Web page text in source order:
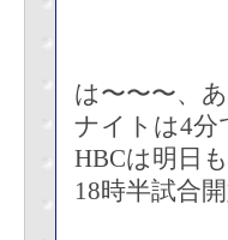
は〜〜〜、
ナイトは4分
HBCは明日
18時半試合